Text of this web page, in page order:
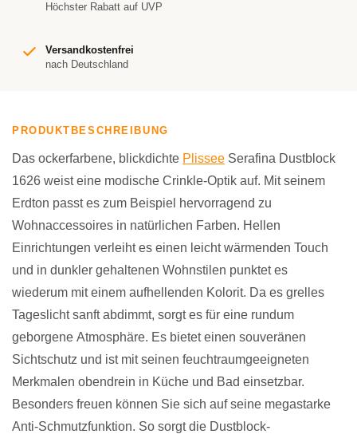
Höchster Rabatt auf UVP
Versandkostenfrei
nach Deutschland
PRODUKTBESCHREIBUNG
Das ockerfarbene, blickdichte Plissee Serafina Dustblock
1626 weist eine modische Crinkle-Optik auf. Mit seinem
Erdton passt es zum Beispiel hervorragend zu
Wohnaccessoires in natürlichen Farben. Hellen
Einrichtungen verleiht es einen leicht wärmenden Touch
und in dunkler gehaltenen Wohnstilen punktet es
wiederum mit einem aufhellenden Kolorit. Da es grelles
Tageslicht sanft abdimmt, sorgt es für eine rundum
geborgene Atmosphäre. Es bietet einen souveränen
Sichtschutz und ist mit seinen feuchtraumgeeigneten
Merkmalen obendrein in Küche und Bad einsetzbar.
Besonders freuen können Sie sich auf seine megastarke
Anti-Schmutzfunktion. So sorgt die Dustblock-